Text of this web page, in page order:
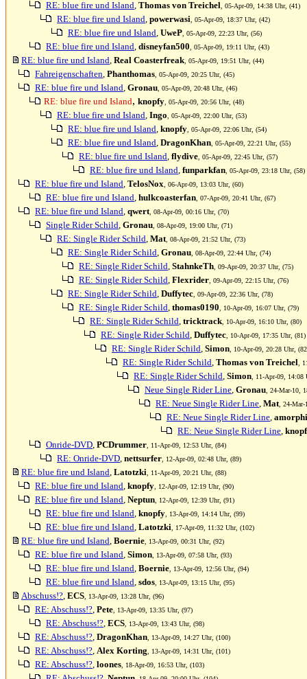
RE: blue fire und Island, Thomas von Treichel , 05-Apr-09, 14:38 Uhr, (41)
RE: blue fire und Island, powerwasi , 05-Apr-09, 18:37 Uhr, (42)
RE: blue fire und Island, UweP , 05-Apr-09, 22:23 Uhr, (56)
RE: blue fire und Island, disneyfan500 , 05-Apr-09, 19:11 Uhr, (43)
RE: blue fire und Island, Real Coasterfreak , 05-Apr-09, 19:51 Uhr, (44)
Fahreigenschaften, Phanthomas , 05-Apr-09, 20:25 Uhr, (45)
RE: blue fire und Island, Gronau , 05-Apr-09, 20:48 Uhr, (46)
RE: blue fire und Island, knopfy , 05-Apr-09, 20:56 Uhr, (48)
RE: blue fire und Island, Ingo , 05-Apr-09, 22:00 Uhr, (53)
RE: blue fire und Island, knopfy , 05-Apr-09, 22:06 Uhr, (54)
RE: blue fire und Island, DragonKhan , 05-Apr-09, 22:21 Uhr, (55)
RE: blue fire und Island, flydive , 05-Apr-09, 22:45 Uhr, (57)
RE: blue fire und Island, funparkfan , 05-Apr-09, 23:18 Uhr, (58)
RE: blue fire und Island, TelosNox , 06-Apr-09, 13:03 Uhr, (60)
RE: blue fire und Island, hulkcoasterfan , 07-Apr-09, 20:41 Uhr, (67)
RE: blue fire und Island, qwert , 08-Apr-09, 00:16 Uhr, (70)
Single Rider Schild, Gronau , 08-Apr-09, 19:00 Uhr, (71)
RE: Single Rider Schild, Mat , 08-Apr-09, 21:52 Uhr, (73)
RE: Single Rider Schild, Gronau , 08-Apr-09, 22:44 Uhr, (74)
RE: Single Rider Schild, StahnkeTh , 09-Apr-09, 20:37 Uhr, (75)
RE: Single Rider Schild, Flexrider , 09-Apr-09, 22:15 Uhr, (76)
RE: Single Rider Schild, Duffytec , 09-Apr-09, 22:36 Uhr, (78)
RE: Single Rider Schild, thomas0190 , 10-Apr-09, 16:07 Uhr, (79)
RE: Single Rider Schild, tricktrack , 10-Apr-09, 16:10 Uhr, (80)
RE: Single Rider Schild, Duffytec , 10-Apr-09, 17:35 Uhr, (81)
RE: Single Rider Schild, Simon , 10-Apr-09, 20:28 Uhr,
RE: Single Rider Schild, Thomas von Treichel ,
RE: Single Rider Schild, Simon , 11-Apr-09, 14:08
Neue Single Rider Line, Gronau , 24-Mar-10,
RE: Neue Single Rider Line, Mat , 24-
RE: Neue Single Rider Line,
RE: Neue Single Rider Line,
Onride-DVD, PCDrummer , 11-Apr-09, 12:53 Uhr, (84)
RE: Onride-DVD, nettsurfer , 12-Apr-09, 02:48 Uhr, (89)
RE: blue fire und Island, Latotzki , 11-Apr-09, 20:21 Uhr, (88)
RE: blue fire und Island, knopfy , 12-Apr-09, 12:19 Uhr, (90)
RE: blue fire und Island, Neptun , 12-Apr-09, 12:39 Uhr, (91)
RE: blue fire und Island, knopfy , 13-Apr-09, 14:14 Uhr, (99)
RE: blue fire und Island, Latotzki , 17-Apr-09, 11:32 Uhr, (102)
RE: blue fire und Island, Boernie , 13-Apr-09, 00:31 Uhr, (92)
RE: blue fire und Island, Simon , 13-Apr-09, 07:58 Uhr, (93)
RE: blue fire und Island, Boernie , 13-Apr-09, 12:56 Uhr, (94)
RE: blue fire und Island, sdos , 13-Apr-09, 13:15 Uhr, (95)
Abschuss!?, ECS , 13-Apr-09, 13:28 Uhr, (96)
RE: Abschuss!?, Pete , 13-Apr-09, 13:35 Uhr, (97)
RE: Abschuss!?, ECS , 13-Apr-09, 13:43 Uhr, (98)
RE: Abschuss!?, DragonKhan , 13-Apr-09, 14:27 Uhr, (100)
RE: Abschuss!?, Alex Korting , 13-Apr-09, 14:31 Uhr, (101)
RE: Abschuss!?, loones , 18-Apr-09, 16:53 Uhr, (103)